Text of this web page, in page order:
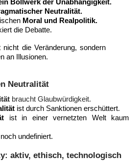
Bollwerk der Unabhängigkeit.
Neutralität.
Moral und Realpolitik.
die Debatte.
nicht die Veränderung, sondern
an Illusionen.
Neutralität
braucht Glaubwürdigkeit.
ist durch Sanktionen erschüttert.
ist in einer vernetzten Welt kaum
undefiniert.
aktiv, ethisch, technologisch